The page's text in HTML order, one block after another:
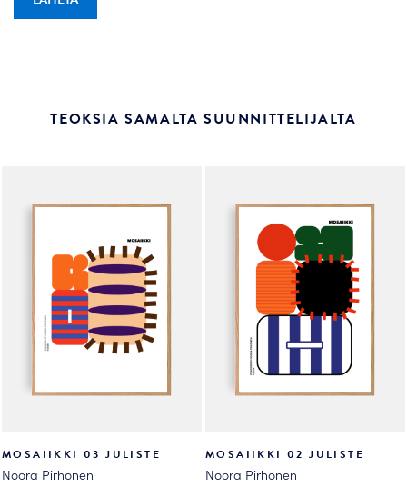
TEOKSIA SAMALTA SUUNNITTELIJALTA
MOSAIIKKI 03 JULISTE
Noora Pirhonen
MOSAIIKKI 02 JULISTE
Noora Pirhonen